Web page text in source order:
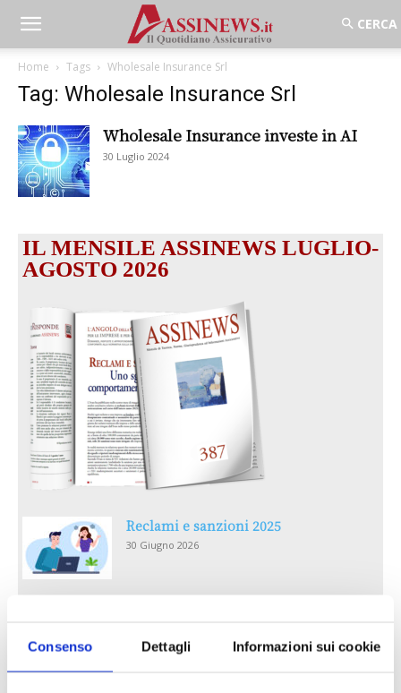
Consenso Dettagli Informazioni sui cookie
Home Tags Wholesale Insurance Srl
Tag: Wholesale Insurance Srl
Wholesale Insurance investe in AI
30 Luglio 2024
IL MENSILE ASSINEWS LUGLIO-
AGOSTO 2026
Reclami e sanzioni 2025
30 Giugno 2026
30 Giugno 2026